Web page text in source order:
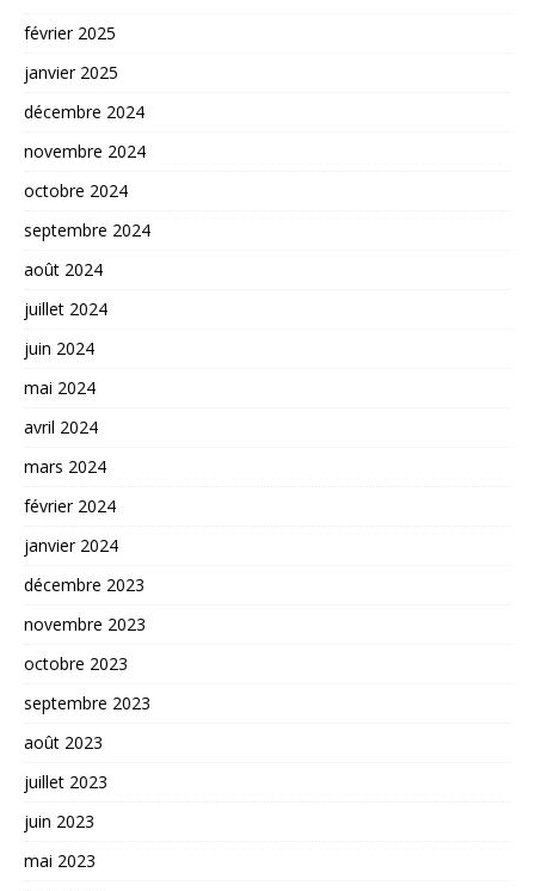
février 2025
janvier 2025
décembre 2024
novembre 2024
octobre 2024
septembre 2024
août 2024
juillet 2024
juin 2024
mai 2024
avril 2024
mars 2024
février 2024
janvier 2024
décembre 2023
novembre 2023
octobre 2023
septembre 2023
août 2023
juillet 2023
juin 2023
mai 2023